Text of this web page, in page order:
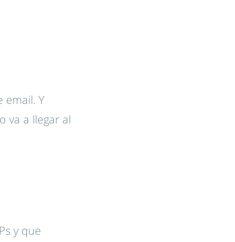
email. Y
va a llegar al
y que